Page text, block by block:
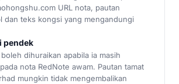
URL nota, pautan
dan teks kongsi yang mengandungi
pendek
dihuraikan apabila ia masih
nota RedNote awam. Pautan tamat
mungkin tidak mengembalikan